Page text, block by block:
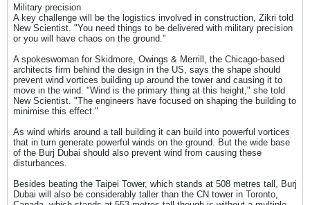
Military precision
A key challenge will be the logistics involved in construction, Zikri told
New Scientist. "You need things to be delivered with military precision
or you will have chaos on the ground."
A spokeswoman for Skidmore, Owings & Merrill, the Chicago-based
architects firm behind the design in the US, says the shape should
prevent wind vortices building up around the tower and causing it to
move in the wind. "Wind is the primary thing at this height," she told
New Scientist. "The engineers have focused on shaping the building to
minimise this effect."
As wind whirls around a tall building it can build into powerful vortices
that in turn generate powerful winds on the ground. But the wide base
of the Burj Dubai should also prevent wind from causing these
disturbances.
Besides beating the Taipei Tower, which stands at 508 metres tall, Burj
Dubai will also be considerably taller than the CN tower in Toronto,